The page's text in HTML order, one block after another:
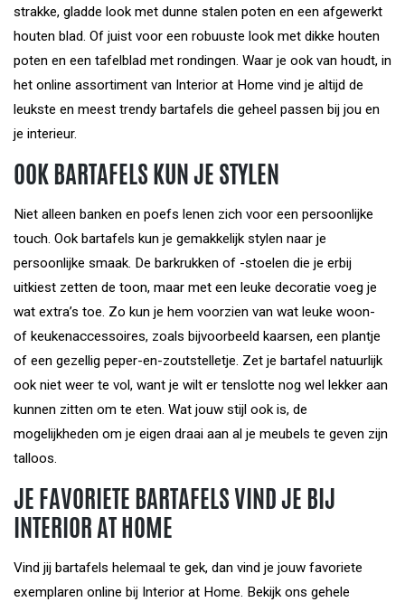
strakke, gladde look met dunne stalen poten en een afgewerkt
houten blad. Of juist voor een robuuste look met dikke houten
poten en een tafelblad met rondingen. Waar je ook van houdt, in
het online assortiment van Interior at Home vind je altijd de
leukste en meest trendy bartafels die geheel passen bij jou en
je interieur.
OOK BARTAFELS KUN JE STYLEN
Niet alleen banken en poefs lenen zich voor een persoonlijke
touch. Ook bartafels kun je gemakkelijk stylen naar je
persoonlijke smaak. De barkrukken of -stoelen die je erbij
uitkiest zetten de toon, maar met een leuke decoratie voeg je
wat extra’s toe. Zo kun je hem voorzien van wat leuke woon-
of keukenaccessoires, zoals bijvoorbeeld kaarsen, een plantje
of een gezellig peper-en-zoutstelletje. Zet je bartafel natuurlijk
ook niet weer te vol, want je wilt er tenslotte nog wel lekker aan
kunnen zitten om te eten. Wat jouw stijl ook is, de
mogelijkheden om je eigen draai aan al je meubels te geven zijn
talloos.
JE FAVORIETE BARTAFELS VIND JE BIJ
INTERIOR AT HOME
Vind jij bartafels helemaal te gek, dan vind je jouw favoriete
exemplaren online bij Interior at Home. Bekijk ons gehele